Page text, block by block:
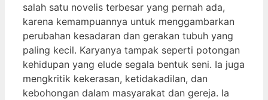
salah satu novelis terbesar yang pernah ada,
karena kemampuannya untuk menggambarkan
perubahan kesadaran dan gerakan tubuh yang
paling kecil. Karyanya tampak seperti potongan
kehidupan yang elude segala bentuk seni. Ia juga
mengkritik kekerasan, ketidakadilan, dan
kebohongan dalam masyarakat dan gereja. Ia